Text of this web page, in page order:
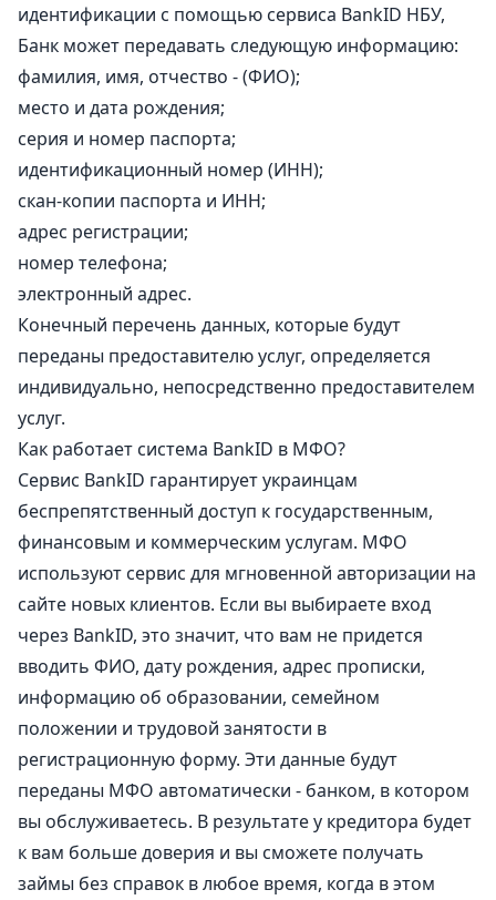
идентификации с помощью сервиса BankID НБУ,
Банк может передавать следующую информацию:
фамилия, имя, отчество - (ФИО);
место и дата рождения;
серия и номер паспорта;
идентификационный номер (ИНН);
скан-копии паспорта и ИНН;
адрес регистрации;
номер телефона;
электронный адрес.
Конечный перечень данных, которые будут
переданы предоставителю услуг, определяется
индивидуально, непосредственно предоставителем
услуг.
Как работает система BankID в МФО?
Сервис BankID гарантирует украинцам
беспрепятственный доступ к государственным,
финансовым и коммерческим услугам. МФО
используют сервис для мгновенной авторизации на
сайте новых клиентов. Если вы выбираете вход
через BankID, это значит, что вам не придется
вводить ФИО, дату рождения, адрес прописки,
информацию об образовании, семейном
положении и трудовой занятости в
регистрационную форму. Эти данные будут
переданы МФО автоматически - банком, в котором
вы обслуживаетесь. В результате у кредитора будет
к вам больше доверия и вы сможете получать
займы без справок в любое время, когда в этом